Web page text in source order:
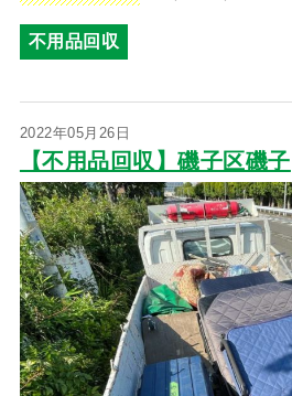
不用品回収
2022年05月26日
【不用品回収】磯子区磯子